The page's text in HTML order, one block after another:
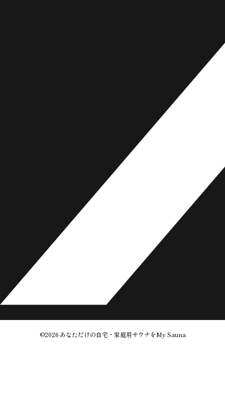
©2026 あなただけの自宅・家庭用サウナをMy Sauna